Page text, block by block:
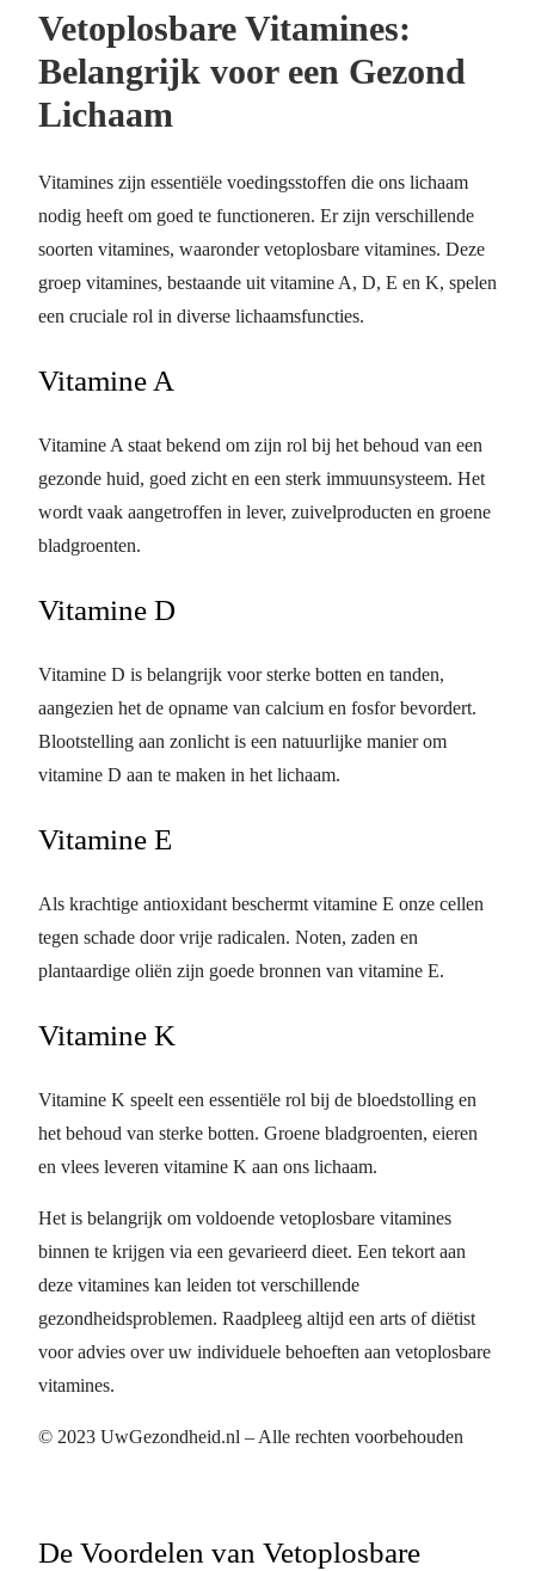
Vetoplosbare Vitamines:
Belangrijk voor een Gezond
Lichaam
Vitamines zijn essentiële voedingsstoffen die ons lichaam
nodig heeft om goed te functioneren. Er zijn verschillende
soorten vitamines, waaronder vetoplosbare vitamines. Deze
groep vitamines, bestaande uit vitamine A, D, E en K, spelen
een cruciale rol in diverse lichaamsfuncties.
Vitamine A
Vitamine A staat bekend om zijn rol bij het behoud van een
gezonde huid, goed zicht en een sterk immuunsysteem. Het
wordt vaak aangetroffen in lever, zuivelproducten en groene
bladgroenten.
Vitamine D
Vitamine D is belangrijk voor sterke botten en tanden,
aangezien het de opname van calcium en fosfor bevordert.
Blootstelling aan zonlicht is een natuurlijke manier om
vitamine D aan te maken in het lichaam.
Vitamine E
Als krachtige antioxidant beschermt vitamine E onze cellen
tegen schade door vrije radicalen. Noten, zaden en
plantaardige oliën zijn goede bronnen van vitamine E.
Vitamine K
Vitamine K speelt een essentiële rol bij de bloedstolling en
het behoud van sterke botten. Groene bladgroenten, eieren
en vlees leveren vitamine K aan ons lichaam.
Het is belangrijk om voldoende vetoplosbare vitamines
binnen te krijgen via een gevarieerd dieet. Een tekort aan
deze vitamines kan leiden tot verschillende
gezondheidsproblemen. Raadpleeg altijd een arts of diëtist
voor advies over uw individuele behoeften aan vetoplosbare
vitamines.
© 2023 UwGezondheid.nl – Alle rechten voorbehouden
De Voordelen van Vetoplosbare